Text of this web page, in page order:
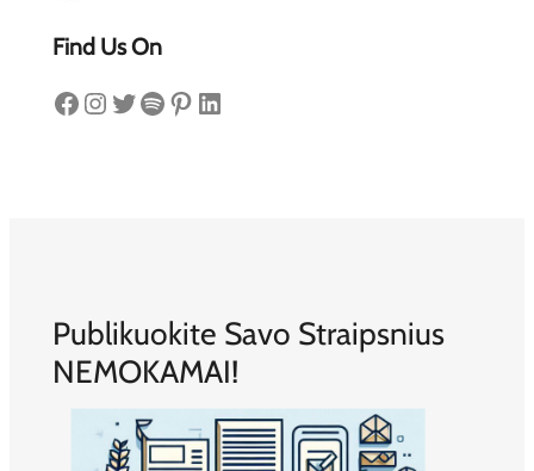
Find Us On
Facebook Instagram Twitter Spotify Pinterest LinkedIn
Publikuokite Savo Straipsnius
NEMOKAMAI!